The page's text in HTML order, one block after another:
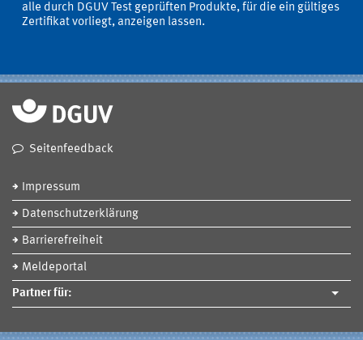
alle durch DGUV Test geprüften Produkte, für die ein gültiges
Zertifikat vorliegt, anzeigen lassen.
Seitenfeedback
Impressum
Datenschutzerklärung
Barrierefreiheit
Meldeportal
Partner für: